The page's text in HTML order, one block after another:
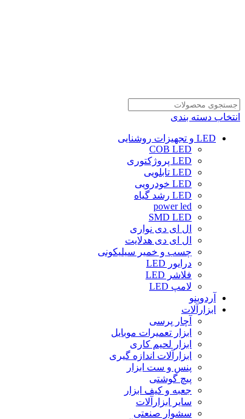
انتخاب دسته بندی
LED و تجهیزات روشنایی
COB LED
LED پروژکتوری
LED تابلویی
LED خودرویی
LED رشد گیاه
power led
SMD LED
ال ای دی نواری
ال ای دی هدلایت
چسب و خمیر سیلیکونی
درایور LED
فلاشر LED
لامپ LED
آردوینو
ابزارآلات
آچار پرسی
ابزار تعمیرات موبایل
ابزار لحیم کاری
ابزارآلات اندازه گیری
پنس و ست ابزار
پیچ گوشتی
جعبه و کیف ابزار
سایر ابزارآلات
سشوار صنعتی